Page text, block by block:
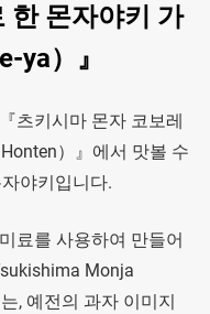
한 몬자야키 가
ya）』
츠키시마 몬자 코보레
）』에서 맛볼 수
야키입니다.
료를 사용하여 만들어
Monja
, 예전의 과자 이미지